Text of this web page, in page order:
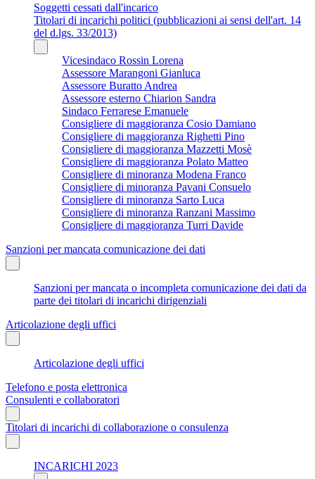
Soggetti cessati dall'incarico
Titolari di incarichi politici (pubblicazioni ai sensi dell'art. 14
del d.lgs. 33/2013)
Vicesindaco Rossin Lorena
Assessore Marangoni Gianluca
Assessore Buratto Andrea
Assessore esterno Chiarion Sandra
Sindaco Ferrarese Emanuele
Consigliere di maggioranza Cosio Damiano
Consigliere di maggioranza Righetti Pino
Consigliere di maggioranza Mazzetti Mosè
Consigliere di maggioranza Polato Matteo
Consigliere di minoranza Modena Franco
Consigliere di minoranza Pavani Consuelo
Consigliere di minoranza Sarto Luca
Consigliere di minoranza Ranzani Massimo
Consigliere di maggioranza Turri Davide
Sanzioni per mancata comunicazione dei dati
Sanzioni per mancata o incompleta comunicazione dei dati da
parte dei titolari di incarichi dirigenziali
Articolazione degli uffici
Articolazione degli uffici
Telefono e posta elettronica
Consulenti e collaboratori
Titolari di incarichi di collaborazione o consulenza
INCARICHI 2023